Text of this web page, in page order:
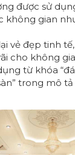
được sử
không gian
vẻ đẹp tinh
cho không
từ khóa
trong mô